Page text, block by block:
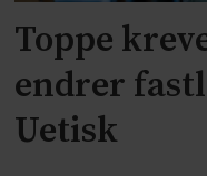
Toppe
endrer
Uetisk